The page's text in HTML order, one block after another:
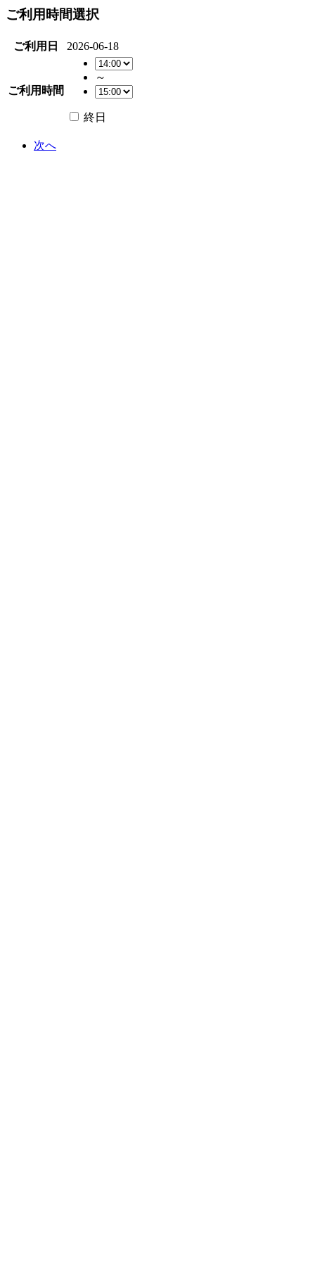
ご利用時間選択
ご利用日 2026-06-18
ご利用時間
～
終日
次へ